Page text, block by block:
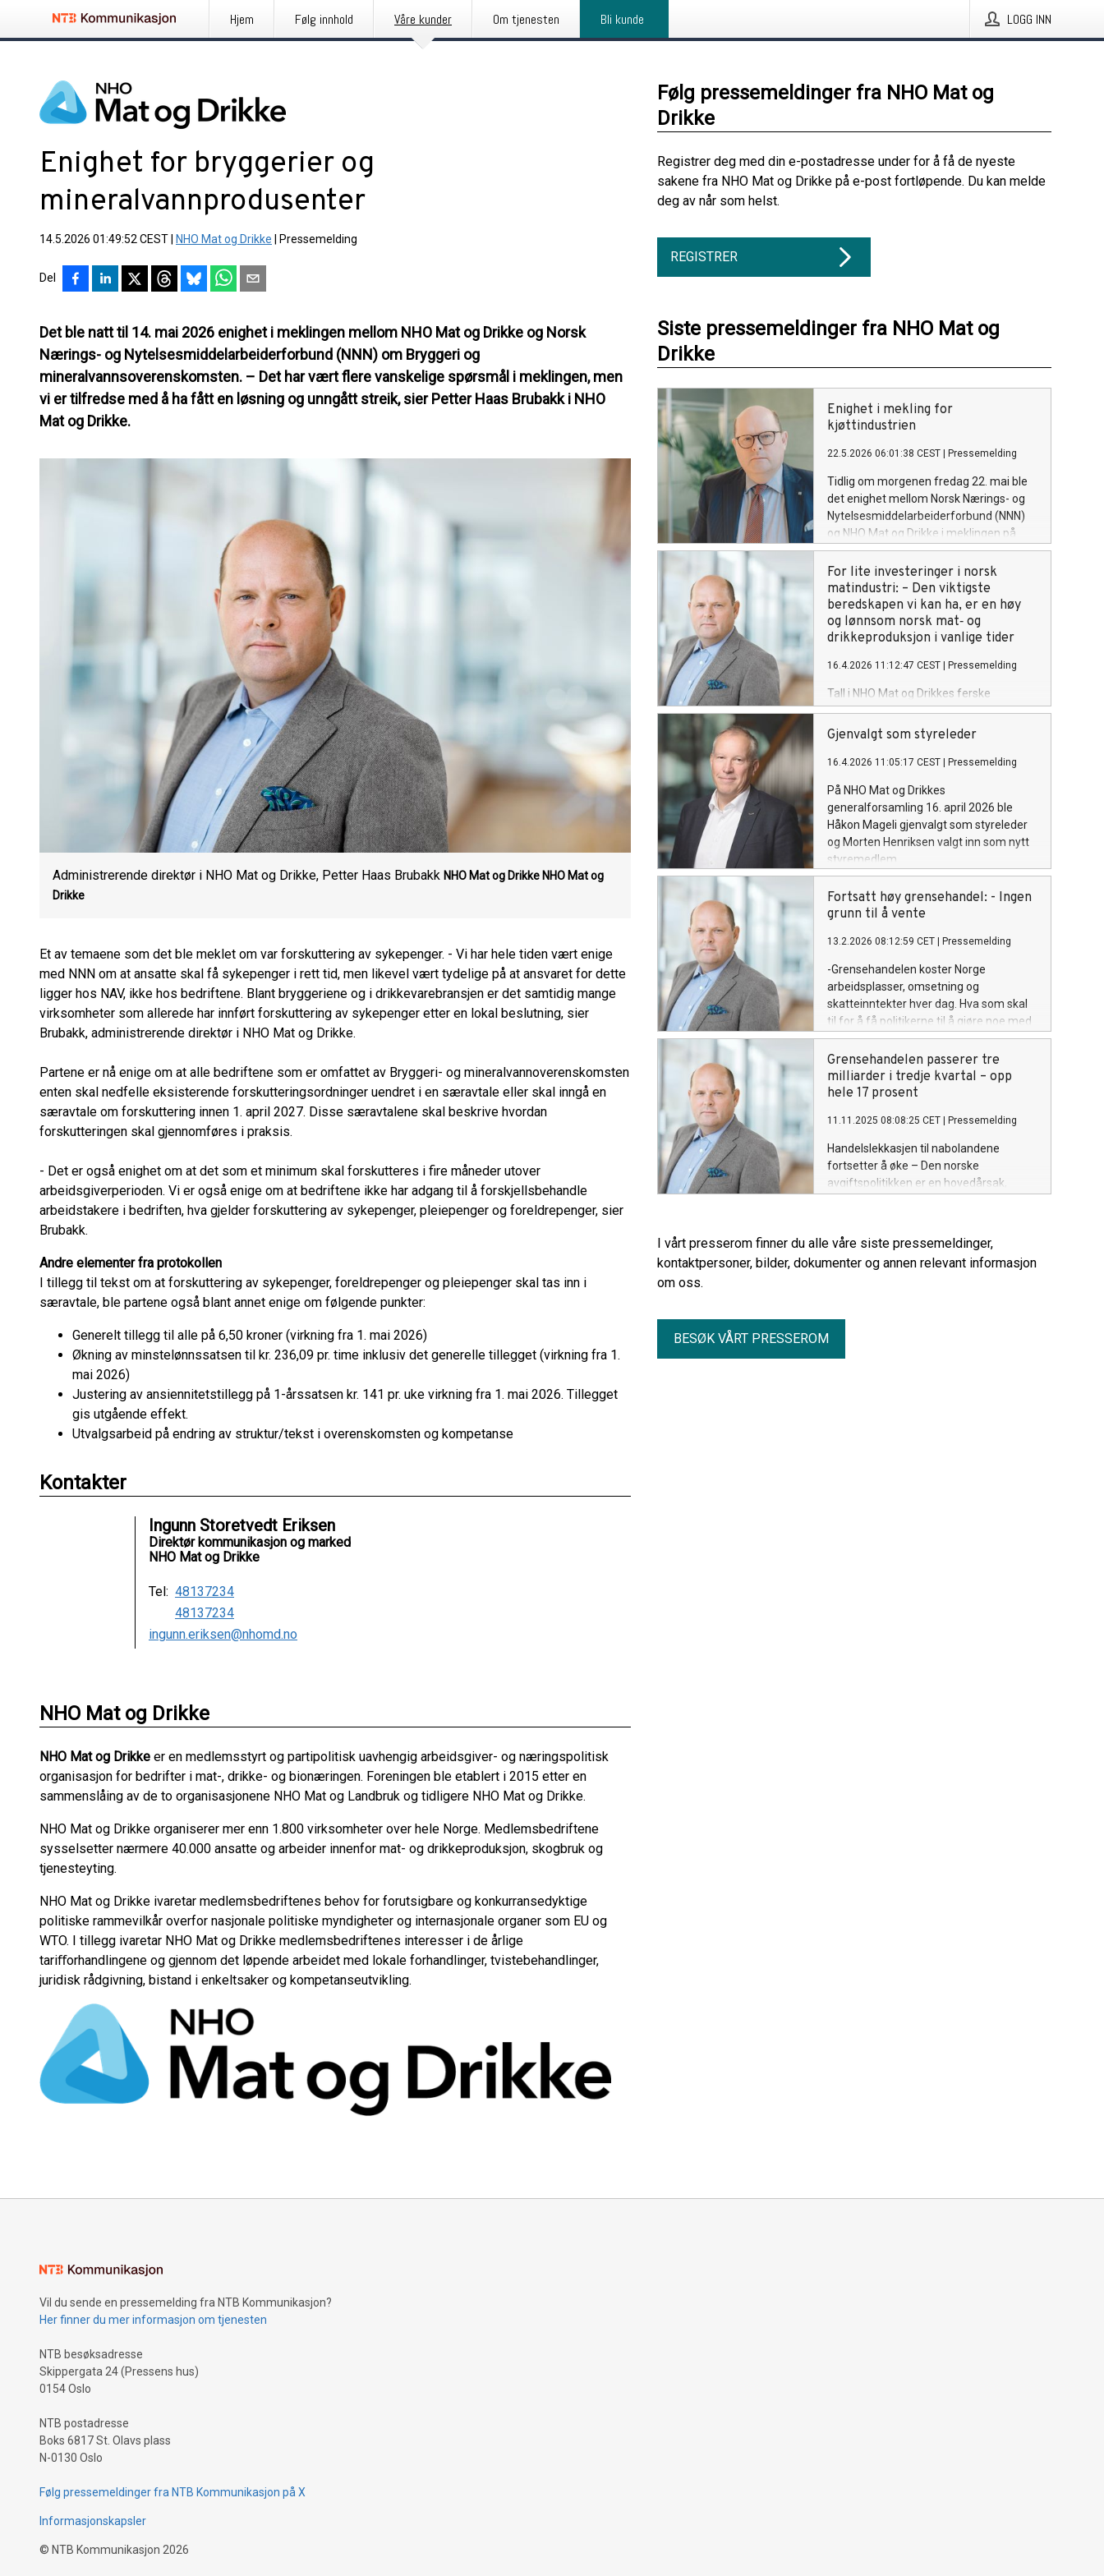
Hjem Følg innhold Våre kunder Om tjenesten Bli kunde LOGG INN
Enighet for bryggerier og
mineralvannprodusenter
14.5.2026 01:49:52 CEST NHO Mat og Drikke Pressemelding
Del
Det ble natt til 14. mai 2026 enighet i meklingen mellom NHO Mat og Drikke og Norsk
Nærings- og Nytelsesmiddelarbeiderforbund (NNN) om Bryggeri og
mineralvannsoverenskomsten. – Det har vært flere vanskelige spørsmål i meklingen, men
vi er tilfredse med å ha fått en løsning og unngått streik, sier Petter Haas Brubakk i NHO
Mat og Drikke.
Administrerende direktør i NHO Mat og Drikke, Petter Haas Brubakk NHO Mat og Drikke NHO Mat og
Drikke
Et av temaene som det ble meklet om var forskuttering av sykepenger. - Vi har hele tiden vært enige
med NNN om at ansatte skal få sykepenger i rett tid, men likevel vært tydelige på at ansvaret for dette
ligger hos NAV, ikke hos bedriftene. Blant bryggeriene og i drikkevarebransjen er det samtidig mange
virksomheter som allerede har innført forskuttering av sykepenger etter en lokal beslutning, sier
Brubakk, administrerende direktør i NHO Mat og Drikke.
Partene er nå enige om at alle bedriftene som er omfattet av Bryggeri- og mineralvannoverenskomsten
enten skal nedfelle eksisterende forskutteringsordninger uendret i en særavtale eller skal inngå en
særavtale om forskuttering innen 1. april 2027. Disse særavtalene skal beskrive hvordan
forskutteringen skal gjennomføres i praksis.
- Det er også enighet om at det som et minimum skal forskutteres i fire måneder utover
arbeidsgiverperioden. Vi er også enige om at bedriftene ikke har adgang til å forskjellsbehandle
arbeidstakere i bedriften, hva gjelder forskuttering av sykepenger, pleiepenger og foreldrepenger, sier
Brubakk.
Andre elementer fra protokollen
I tillegg til tekst om at forskuttering av sykepenger, foreldrepenger og pleiepenger skal tas inn i
særavtale, ble partene også blant annet enige om følgende punkter:
Generelt tillegg til alle på 6,50 kroner (virkning fra 1. mai 2026)
Økning av minstelønnssatsen til kr. 236,09 pr. time inklusiv det generelle tillegget (virkning fra 1.
mai 2026)
Justering av ansiennitetstillegg på 1-årssatsen kr. 141 pr. uke virkning fra 1. mai 2026. Tillegget
gis utgående effekt.
Utvalgsarbeid på endring av struktur/tekst i overenskomsten og kompetanse
Kontakter
Ingunn Storetvedt Eriksen
Direktør kommunikasjon og marked
NHO Mat og Drikke
Tel: 48137234
48137234
ingunn.eriksen@nhomd.no
NHO Mat og Drikke
NHO Mat og Drikke er en medlemsstyrt og partipolitisk uavhengig arbeidsgiver- og næringspolitisk
organisasjon for bedrifter i mat-, drikke- og bionæringen. Foreningen ble etablert i 2015 etter en
sammenslåing av de to organisasjonene NHO Mat og Landbruk og tidligere NHO Mat og Drikke.
NHO Mat og Drikke organiserer mer enn 1.800 virksomheter over hele Norge. Medlemsbedriftene
sysselsetter nærmere 40.000 ansatte og arbeider innenfor mat- og drikkeproduksjon, skogbruk og
tjenesteyting.
NHO Mat og Drikke ivaretar medlemsbedriftenes behov for forutsigbare og konkurransedyktige
politiske rammevilkår overfor nasjonale politiske myndigheter og internasjonale organer som EU og
WTO. I tillegg ivaretar NHO Mat og Drikke medlemsbedriftenes interesser i de årlige
tariﬀorhandlingene og gjennom det løpende arbeidet med lokale forhandlinger, tvistebehandlinger,
juridisk rådgivning, bistand i enkeltsaker og kompetanseutvikling.
Følg pressemeldinger fra NHO Mat og
Drikke
Registrer deg med din e-postadresse under for å få de nyeste
sakene fra NHO Mat og Drikke på e-post fortløpende. Du kan melde
deg av når som helst.
REGISTRER
Siste pressemeldinger fra NHO Mat og
Drikke
Enighet i mekling for
kjøttindustrien
22.5.2026 06:01:38 CEST Pressemelding
Tidlig om morgenen fredag 22. mai ble
det enighet mellom Norsk Nærings- og
Nytelsesmiddelarbeiderforbund (NNN)
og NHO Mat og Drikke i meklingen på
kjøttindustrien.
For lite investeringer i norsk
matindustri: – Den viktigste
beredskapen vi kan ha, er en høy
og lønnsom norsk mat‑ og
drikkeproduksjon i vanlige tider
16.4.2026 11:12:47 CEST Pressemelding
Tall i NHO Mat og Drikkes ferske
konjunkturrapport viser at det siden
2020 slites mer enn det fornyes i norsk
mat- og drikkenæring. Nå etterlyser
organisasjonen en nasjonal strategi for
tryggheten for investeringer i næringen.
Gjenvalgt som styreleder
16.4.2026 11:05:17 CEST Pressemelding
På NHO Mat og Drikkes
generalforsamling 16. april 2026 ble
Håkon Mageli gjenvalgt som styreleder
og Morten Henriksen valgt inn som nytt
styremedlem.
Fortsatt høy grensehandel: - Ingen
grunn til å vente
13.2.2026 08:12:59 CET Pressemelding
-Grensehandelen koster Norge
arbeidsplasser, omsetning og
skatteinntekter hver dag. Hva som skal
til for å få politikerne til å gjøre noe med
dette, er et mysterium, sier Petter Haas
Brubakk i NHO Mat og Drikke.
Grensehandelen passerer tre
milliarder i tredje kvartal – opp
hele 17 prosent
11.11.2025 08:08:25 CET Pressemelding
Handelslekkasjen til nabolandene
fortsetter å øke – Den norske
avgiftspolitikken er en hovedårsak,
I vårt presserom finner du alle våre siste pressemeldinger,
kontaktpersoner, bilder, dokumenter og annen relevant informasjon
om oss.
BESØK VÅRT PRESSEROM
Vil du sende en pressemelding fra NTB Kommunikasjon?
Her finner du mer informasjon om tjenesten
NTB besøksadresse
Skippergata 24 (Pressens hus)
0154 Oslo
NTB postadresse
Boks 6817 St. Olavs plass
N-0130 Oslo
Følg pressemeldinger fra NTB Kommunikasjon på X
Informasjonskapsler
© NTB Kommunikasjon 2026